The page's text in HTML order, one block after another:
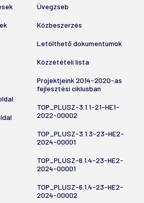
Üvegzseb
Közbeszerzés
Letölthető dokumentumok
Közzétételi lista
Projektjeink 2014-2020-as
fejlesztési ciklusban
TOP_PLUSZ-3.1.1-21-HE1-
2022-00002
TOP_PLUSZ-3.1.3-23-HE2-
2024-00001
TOP_PLUSZ-6.1.4-23-HE2-
2024-00001
TOP_PLUSZ-6.1.4-23-HE2-
2024-00002